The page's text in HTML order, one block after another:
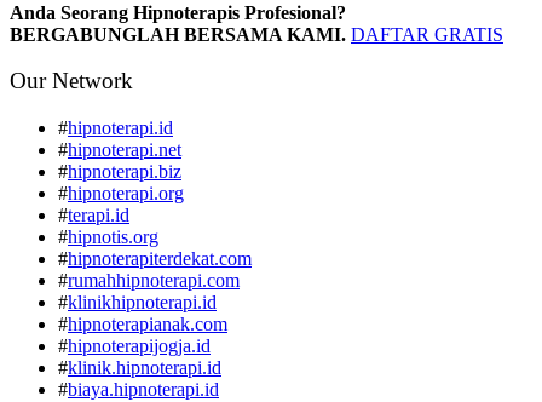
Anda Seorang Hipnoterapis Profesional?
BERGABUNGLAH BERSAMA KAMI. DAFTAR GRATIS
Our Network
#hipnoterapi.id
#hipnoterapi.net
#hipnoterapi.biz
#hipnoterapi.org
#terapi.id
#hipnotis.org
#hipnoterapiterdekat.com
#rumahhipnoterapi.com
#klinikhipnoterapi.id
#hipnoterapianak.com
#hipnoterapijogja.id
#klinik.hipnoterapi.id
#biaya.hipnoterapi.id